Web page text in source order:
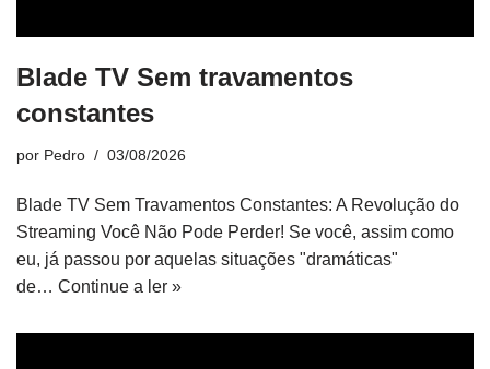
Blade TV Sem travamentos
constantes
por Pedro 03/08/2026
Blade TV Sem Travamentos Constantes: A Revolução do
Streaming Você Não Pode Perder! Se você, assim como
eu, já passou por aquelas situações "dramáticas"
de… Continue a ler »